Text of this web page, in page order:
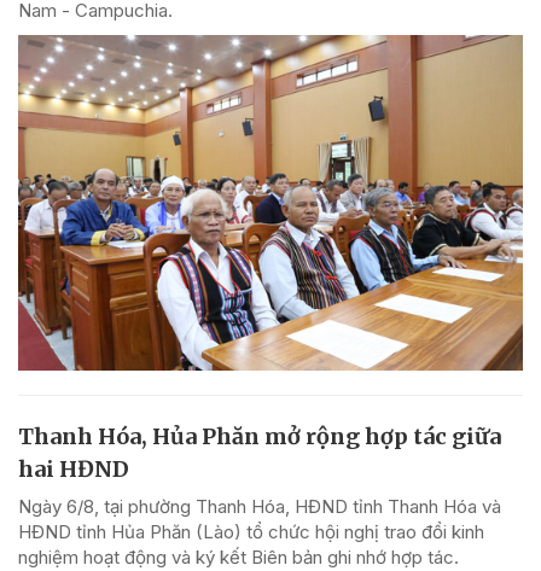
Nam - Campuchia.
Thanh Hóa, Hủa Phăn mở rộng hợp tác giữa
hai HĐND
Ngày 6/8, tại phường Thanh Hóa, HĐND tỉnh Thanh Hóa và
HĐND tỉnh Hủa Phăn (Lào) tổ chức hội nghị trao đổi kinh
nghiệm hoạt động và ký kết Biên bản ghi nhớ hợp tác.